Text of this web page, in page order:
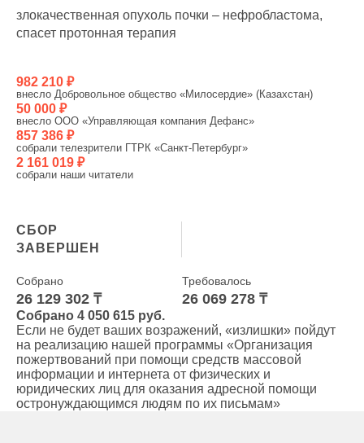
злокачественная опухоль почки – нефробластома,
спасет протонная терапия
СБОР
ЗАВЕРШЕН
Собрано
26 129 302 ₸
Требовалось
26 069 278 ₸
982 210 ₽
внесло Добровольное общество «Милосердие» (Казахстан)
50 000 ₽
внесло ООО «Управляющая компания Дефанс»
857 386 ₽
собрали телезрители ГТРК «Санкт-Петербург»
2 161 019 ₽
собрали наши читатели
Собрано 4 050 615 руб.
Если не будет ваших возражений, «излишки» пойдут
на реализацию нашей программы «Организация
пожертвований при помощи средств массовой
информации и интернета от физических и
юридических лиц для оказания адресной помощи
остронуждающимся людям по их письмам»